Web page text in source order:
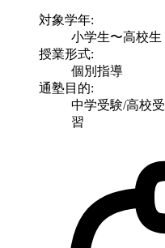
対象学年:
小学生〜高校生
授業形式:
個別指導
通塾目的:
中学受験/高校
習